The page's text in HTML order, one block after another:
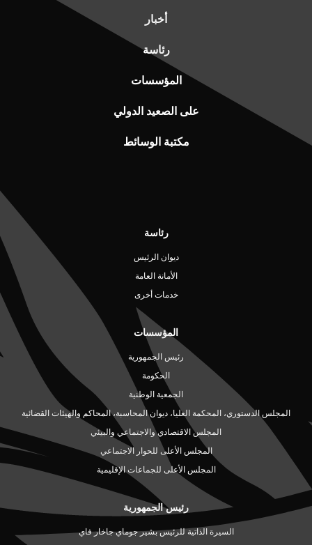
أخبار
رئاسة
المؤسسات
على الصعيد الدولي
مكتبة الوسائط
رئاسة
ديوان الرئيس
الأمانة العامة
خدمات أخرى
المؤسسات
رئيس الجمهورية
الحكومة
الجمعية الوطنية
المجلس الدستوري، المحكمة العليا، ديوان المحاسبة، المحاكم والهيئات القضائية
المجلس الاقتصادي والاجتماعي والبيئي
المجلس الأعلى للحوار الاجتماعي
المجلس الأعلى للجماعات الإقليمية
رئيس الجمهورية
السيرة الذاتية للرئيس بشير جوماي جاخار فاي